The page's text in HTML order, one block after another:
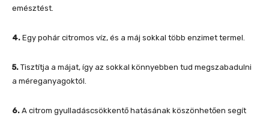
emésztést.
4. Egy pohár citromos víz, és a máj sokkal több enzimet termel.
5. Tisztítja a májat, így az sokkal könnyebben tud megszabadulni
a méreganyagoktól.
6. A citrom gyulladáscsökkentő hatásának köszönhetően segít